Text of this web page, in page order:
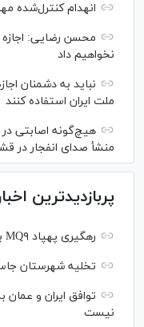
انهدام کنترل‌شده
محسن رضایی: اجازه
نخواهیم داد
نباید به دشمنان
ملت ایران استفاده کنند
هیچ‌گونه اصابتی
منشأ صدای انفجار در
پربازدیدترین
رهگیری پهپاد MQ۹ بر فراز تنگه هرمز
تخلیه شهرستان
توافق ایران و عمان
نیست